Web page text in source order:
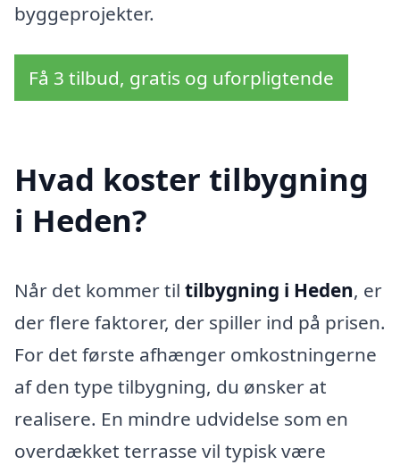
byggeprojekter.
Få 3 tilbud, gratis og uforpligtende
Hvad koster tilbygning
i Heden?
Når det kommer til tilbygning i Heden, er
der flere faktorer, der spiller ind på prisen.
For det første afhænger omkostningerne
af den type tilbygning, du ønsker at
realisere. En mindre udvidelse som en
overdækket terrasse vil typisk være